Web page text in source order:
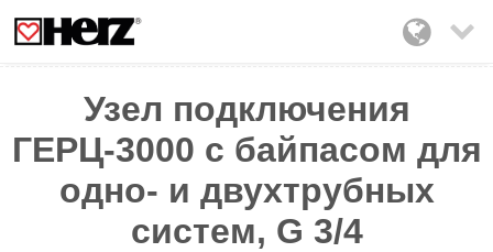

Узел подключения
ГЕРЦ-3000 с байпасом для
одно- и двухтрубных
систем, G 3/4